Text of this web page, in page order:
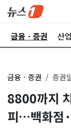
금융ㆍ증권 산업
금융ㆍ증권 증권
8800까지
피…백화점